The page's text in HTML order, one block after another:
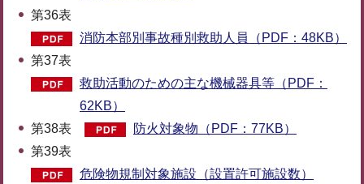
第36表
消防本部別事故種別救助人員（PDF：48KB）
第37表
救助活動のための主な機械器具等（PDF：
62KB）
第38表
防火対象物（PDF：77KB）
第39表
危険物規制対象施設（設置許可施設数）